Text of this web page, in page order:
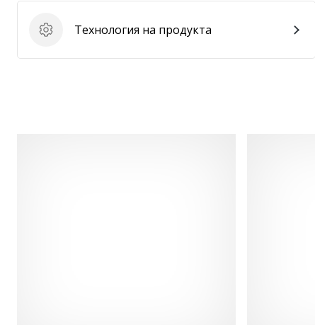
Технология на продукта
Технология на продукта